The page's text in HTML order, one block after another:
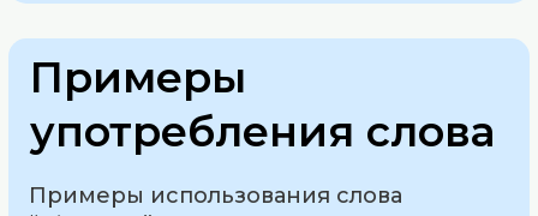
Примеры
употребления слова
Примеры использования слова